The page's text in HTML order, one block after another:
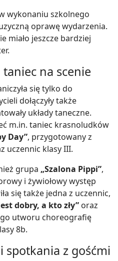
wykonaniu szkolnego
oprawę wydarzenia.
miało jeszcze bardziej
na scenie
się tylko do
dołączyły także
układy taneczne.
m.in. taniec krasnoludków
Day”, przygotowany z
uczennic klasy III.
grupa „Szalona Pippi”,
i żywiołowy występ
się także jedna z uczennic,
dobry, a kto zły” oraz
utworu choreografię
8b.
spotkania z gośćmi